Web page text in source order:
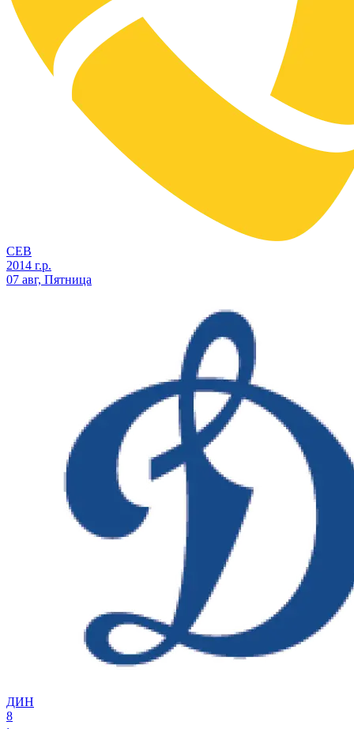
СЕВ
2014 г.р.
07 авг, Пятница
ДИН
8